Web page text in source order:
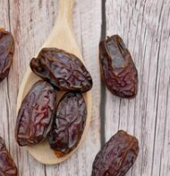
தினசரி
இத்தனை
07:17 pm